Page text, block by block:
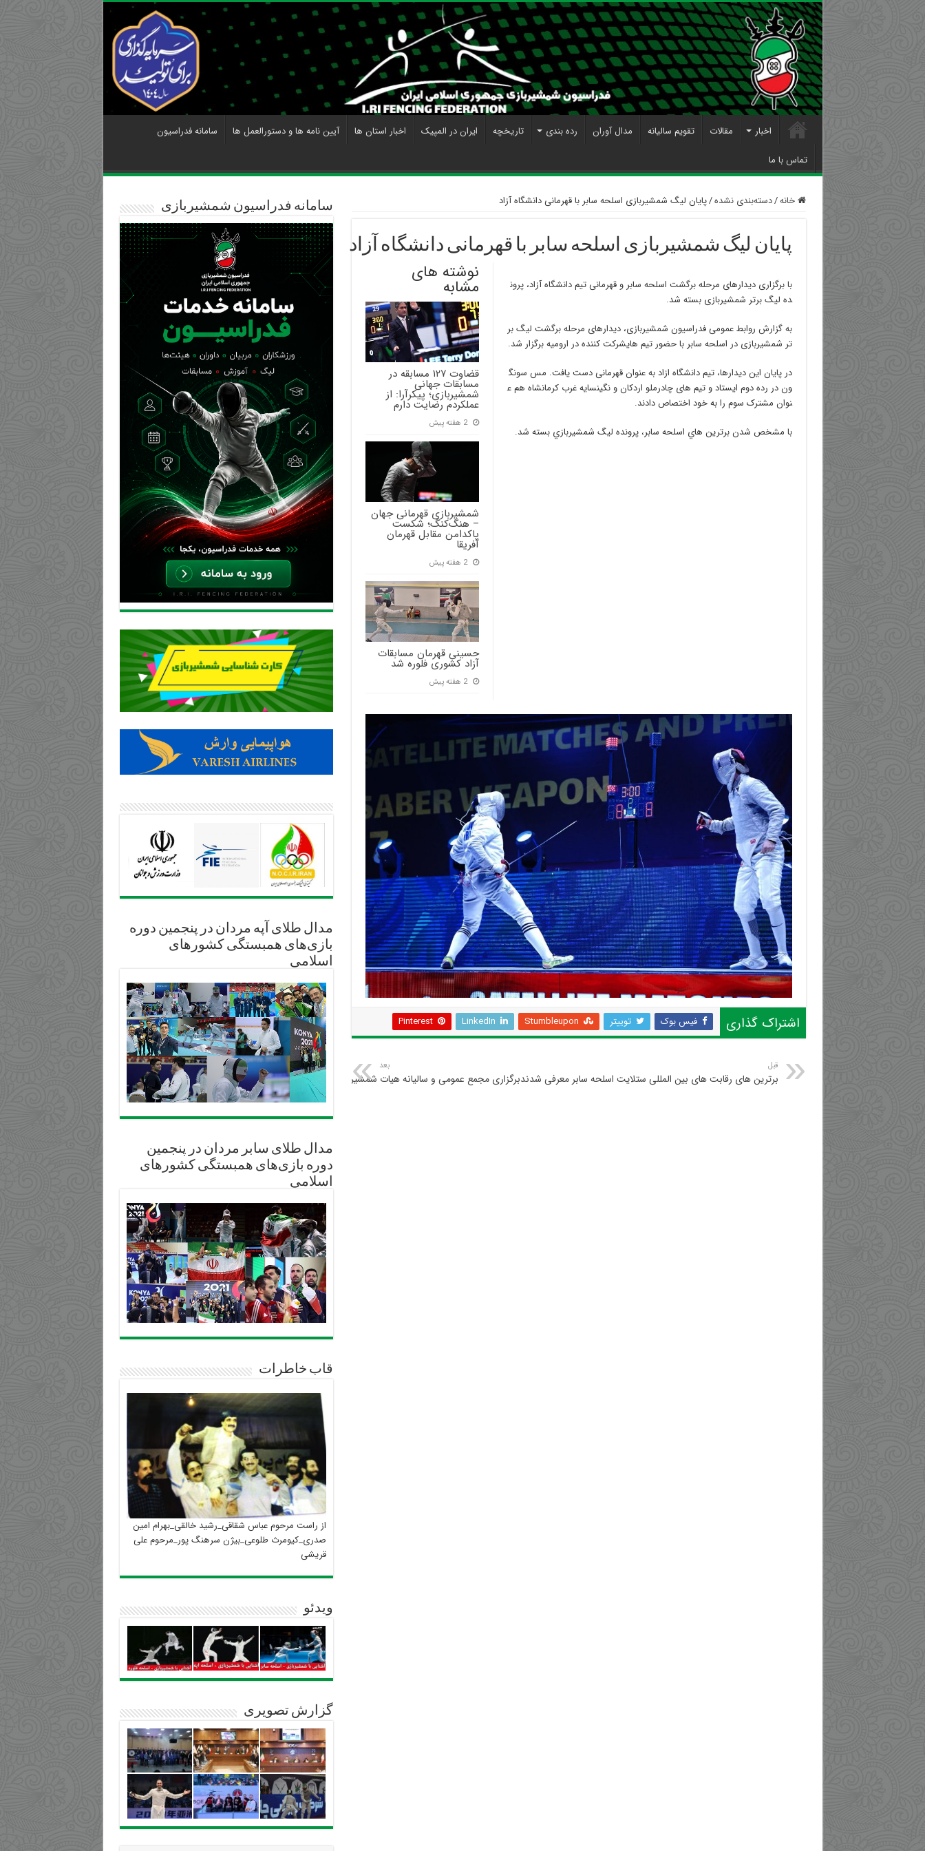
اخبار مقالات تقویم سالیانه مدال آوران رده بندی تاریخچه ایران در المپیک اخبار استان ها آیین نامه ها و دستورالعمل ها
سامانه فدراسیون
تماس با ما
خانه/دسته‌بندی نشده/پایان لیگ شمشیربازی اسلحه سابر با قهرمانی دانشگاه آزاد
پایان لیگ شمشیربازی اسلحه سابر با قهرمانی دانشگاه آزاد
نوشته های
مشابه
قضاوت ۱۲۷ مسابقه در
مسابقات جهانی
شمشیربازی؛ پیکرآرا: از
عملکردم رضایت دارم
2 هفته پیش
شمشیربازی قهرمانی جهان
– هنگ‌کنگ؛ شکست
پاکدامن مقابل قهرمان
آفریقا
2 هفته پیش
حسینی قهرمان مسابقات
آزاد کشوری فلوره شد
2 هفته پیش
با برگزاری دیدارهای مرحله برگشت اسلحه سابر و‌ قهرمانی تیم دانشگاه آزاد، پرون
ده لیگ برتر شمشیربازی بسته شد.
به گزارش روابط عمومی فدراسیون شمشیربازی، دیدارهای مرحله برگشت لیگ بر
تر شمشیربازی در اسلحه سابر با حضور تیم هایشرکت کننده در ارومیه برگزار شد.
در پایان این دیدارها، تیم دانشگاه ازاد به عنوان قهرمانی دست یافت. مس سونگ
ون در رده دوم ایستاد و تیم های چادرملو اردکان و‌ نگینسایه غرب کرمانشاه هم ع
نوان مشترک سوم را به خود اختصاص دادند.
با مشخص شدن برترين هاي اسلحه سابر، پرونده ليگ شمشيربازي بسته شد.
اشتراک گذاری فیس بوک توییتر Stumbleupon
LinkedIn
Pinterest
قبل
برترین های رقابت های بین المللی ستلایت اسلحه سابر معرفی شدند
بعد
برگزاری مجمع عمومی و سالیانه هیات شمشیربازی استان آذربایجان غربی
سامانه فدراسیون شمشیربازی
مدال طلای آپه مردان در پنجمین دوره
بازی‌های همبستگی کشورهای
اسلامی
مدال طلای سابر مردان در پنجمین
دوره بازی‌های همبستگی کشورهای
اسلامی
قاب خاطرات
از راست مرحوم عباس شقاقی_رشید خالقی_بهرام امین
صدری_کیومرث طلوعی_بیژن سرهنگ پور_مرحوم علی
قریشی
ویدئو
گزارش تصویری